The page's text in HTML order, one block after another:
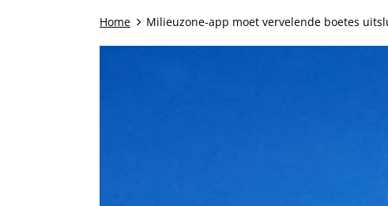
Home Milieuzone-app moet vervelende boetes